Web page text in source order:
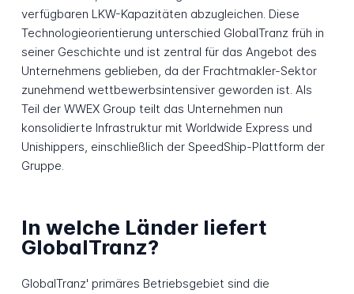
verfügbaren LKW-Kapazitäten abzugleichen. Diese
Technologieorientierung unterschied GlobalTranz früh in
seiner Geschichte und ist zentral für das Angebot des
Unternehmens geblieben, da der Frachtmakler-Sektor
zunehmend wettbewerbsintensiver geworden ist. Als
Teil der WWEX Group teilt das Unternehmen nun
konsolidierte Infrastruktur mit Worldwide Express und
Unishippers, einschließlich der SpeedShip-Plattform der
Gruppe.
In welche Länder liefert
GlobalTranz?
GlobalTranz' primäres Betriebsgebiet sind die